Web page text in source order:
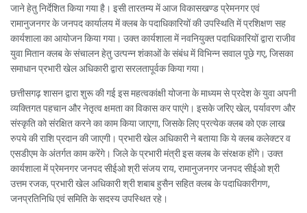
जाने हेतु निर्देशित किया गया है। इसी तारतम्य में आज विकासखण्ड प्रेमनगर एवं
रामानुजनगर के जनपद कार्यालय में क्लब के पदाधिकारियों की उपस्थिति में प्रशिक्षण सह
कार्यशाला का आयोजन किया गया। उक्त कार्यशाला में नवनियुक्त पदाधिकारियों द्वारा राजीव
युवा मितान क्लब के संचालन हेतु उत्पन्न शंकाओं के संबंध में विभिन्न सवाल पूछे गए, जिसका
समाधान प्रभारी खेल अधिकारी द्वारा सरलतापूर्वक किया गया।
छत्तीसगढ़ शासन द्वारा शुरू की गई इस महत्वकांक्षी योजना के माध्यम से प्रदेश के युवा अपनी
व्यक्तिगत पहचान और नेतृत्व क्षमता का विकास कर पाएंगे। इसके जरिए खेल, पर्यावरण और
संस्कृति को संरक्षित करने का काम किया जाएगा, जिसके लिए प्रत्येक क्लब को एक लाख
रुपये की राशि प्रदान की जाएगी। प्रभारी खेल अधिकारी ने बताया कि ये क्लब कलेक्टर व
एसडीएम के अंतर्गत काम करेंगे। जिले के प्रभारी मंत्री इस क्लब के संरक्षक होंगे। उक्त
कार्यशाला में प्रेमनगर जनपद सीईओ श्री संजय राय, रामानुजनगर जनपद सीईओ श्री
उत्तम रजक, प्रभारी खेल अधिकारी श्री शबाब हुसैन सहित क्लब के पदाधिकारीगण,
जनप्रतिनिधि एवं समिति के सदस्य उपस्थित रहे।